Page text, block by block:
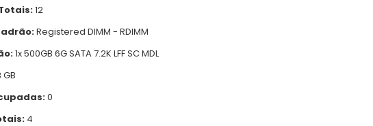
12
Registered DIMM - RDIMM
1x 500GB 6G SATA 7.2K LFF SC MDL
GB
0
4